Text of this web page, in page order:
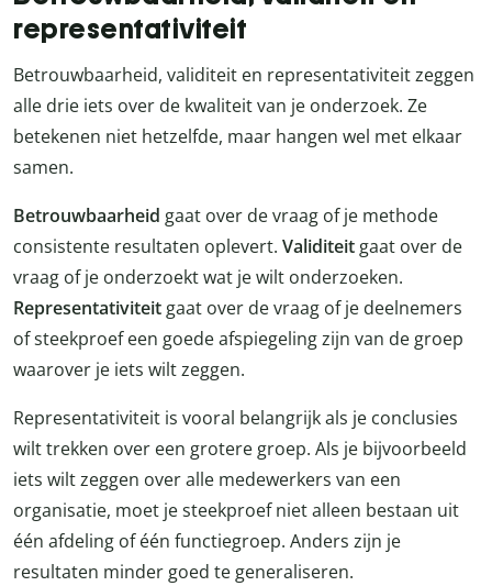
representativiteit
Betrouwbaarheid, validiteit en representativiteit zeggen
alle drie iets over de kwaliteit van je onderzoek. Ze
betekenen niet hetzelfde, maar hangen wel met elkaar
samen.
Betrouwbaarheid gaat over de vraag of je methode
consistente resultaten oplevert. Validiteit gaat over de
vraag of je onderzoekt wat je wilt onderzoeken.
Representativiteit gaat over de vraag of je deelnemers
of steekproef een goede afspiegeling zijn van de groep
waarover je iets wilt zeggen.
Representativiteit is vooral belangrijk als je conclusies
wilt trekken over een grotere groep. Als je bijvoorbeeld
iets wilt zeggen over alle medewerkers van een
organisatie, moet je steekproef niet alleen bestaan uit
één afdeling of één functiegroep. Anders zijn je
resultaten minder goed te generaliseren.